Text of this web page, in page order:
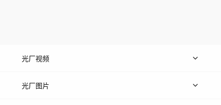
光厂视频
上传视频
光厂图片